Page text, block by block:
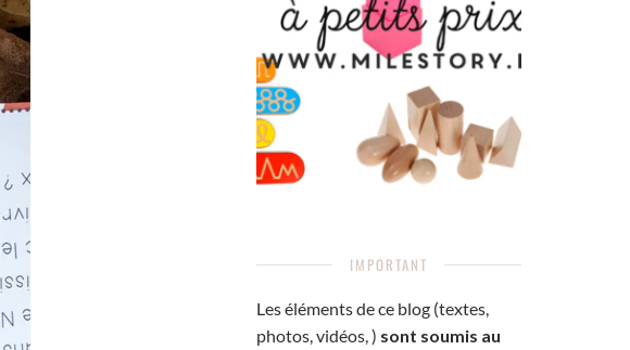
IMPORTANT
Les éléments de ce blog (textes,
photos, vidéos, ) sont soumis au